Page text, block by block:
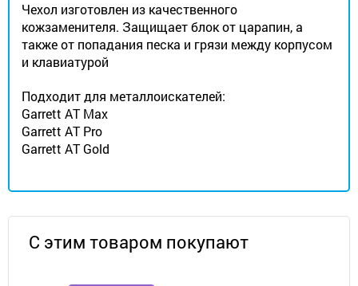
Чехол изготовлен из качественного
кожзаменителя. Защищает блок от царапин, а
также от попадания песка и грязи между корпусом
и клавиатурой
Подходит для металлоискателей:
Garrett AT Max
Garrett AT Pro
Garrett AT Gold
С этим товаром покупают